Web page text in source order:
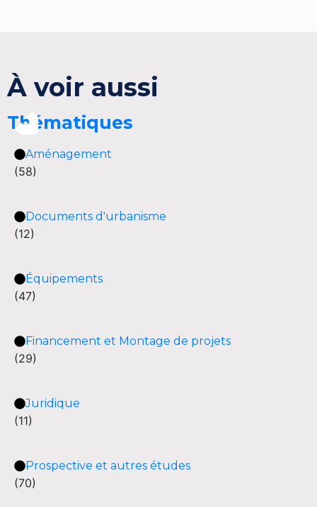
À voir aussi
Thématiques
Aménagement
(58)
Documents d'urbanisme
(12)
Équipements
(47)
Financement et Montage de projets
(29)
Juridique
(11)
Prospective et autres études
(70)